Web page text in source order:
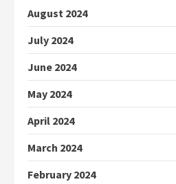
August 2024
July 2024
June 2024
May 2024
April 2024
March 2024
February 2024